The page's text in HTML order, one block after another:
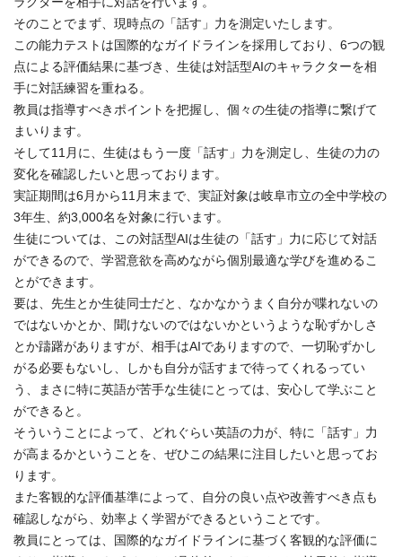
そのことでまず、現時点の「話す」力を測定いたします。
この能力テストは国際的なガイドラインを採用しており、6つの観
点による評価結果に基づき、生徒は対話型AIのキャラクターを相
手に対話練習を重ねる。
教員は指導すべきポイントを把握し、個々の生徒の指導に繋げて
まいります。
そして11月に、生徒はもう一度「話す」力を測定し、生徒の力の
変化を確認したいと思っております。
実証期間は6月から11月末まで、実証対象は岐阜市立の全中学校の
3年生、約3,000名を対象に行います。
生徒については、この対話型AIは生徒の「話す」力に応じて対話
ができるので、学習意欲を高めながら個別最適な学びを進めるこ
とができます。
要は、先生とか生徒同士だと、なかなかうまく自分が喋れないの
ではないかとか、聞けないのではないかというような恥ずかしさ
とか躊躇がありますが、相手はAIでありますので、一切恥ずかし
がる必要もないし、しかも自分が話すまで待ってくれるってい
う、まさに特に英語が苦手な生徒にとっては、安心して学ぶこと
ができると。
そういうことによって、どれぐらい英語の力が、特に「話す」力
が高まるかということを、ぜひこの結果に注目したいと思ってお
ります。
また客観的な評価基準によって、自分の良い点や改善すべき点も
確認しながら、効率よく学習ができるということです。
教員にとっては、国際的なガイドラインに基づく客観的な評価に